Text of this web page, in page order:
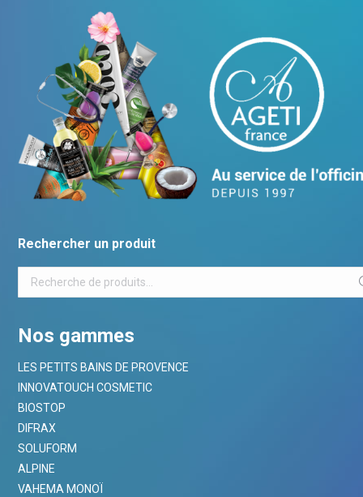
Rechercher un produit
Nos gammes
LES PETITS BAINS DE PROVENCE
INNOVATOUCH COSMETIC
BIOSTOP
DIFRAX
SOLUFORM
ALPINE
VAHEMA MONOÏ